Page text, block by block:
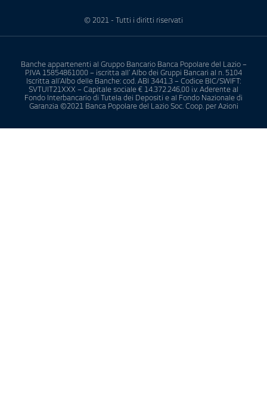
© 2021 - Tutti i diritti riservati
Banche appartenenti al Gruppo Bancario Banca Popolare del Lazio –
P.IVA 15854861000 – iscritta all’ Albo dei Gruppi Bancari al n. 5104
Iscritta all’Albo delle Banche: cod. ABI 3441.3 – Codice BIC/SWIFT:
SVTUIT21XXX – Capitale sociale € 14.372.246,00 i.v. Aderente al
Fondo Interbancario di Tutela dei Depositi e al Fondo Nazionale di
Garanzia ©2021 Banca Popolare del Lazio Soc. Coop. per Azioni